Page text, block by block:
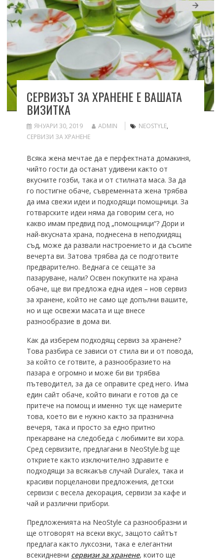
СЕРВИЗЪТ ЗА ХРАНЕНЕ Е ВАШАТА
ВИЗИТКА
ЯНУАРИ 30, 2019 ADMIN NEOSTYLE,
СЕРВИЗИ ЗА ХРАНЕНЕ
Всяка жена мечтае да е перфектната домакиня,
чийто гости да останат удивени както от
вкусните гозби, така и от стилната маса. За да
го постигне обаче, съвременната жена трябва
да има свежи идеи и подходящи помощници. За
готварските идеи няма да говорим сега, но
какво имам предвид под „помощници“? Дори и
най-вкусната храна, поднесена в неподхидящ
съд, може да развали настроението и да съсипе
вечерта ви. Затова трябва да се подготвите
предварително. Веднага се сещате за
пазаруване, нали? Освен покупките на храна
обаче, ще ви предложа една идея – нов сервиз
за хранене, който не само ще допълни вашите,
но и ще освежи масата и ще внесе
разнообразие в дома ви.
Как да изберем подходящ сервиз за хранене?
Това разбира се зависи от стила ви и от повода,
за който се готвите, а разнообразието на
пазара е огромно и може би ви трябва
пътеводител, за да се оправите сред него. Има
един сайт обаче, който винаги е готов да се
притече на помощ и именно тук ще намерите
това, което ви е нужно както за празнична
вечеря, така и просто за едно притно
прекарване на следобеда с любимите ви хора.
Сред сервизите, предлагани в NeoStyle.bg ще
откриете както изключително здравите е
подходящи за всякакъв случай Duralex, така и
красиви порцеланови предложения, детски
сервизи с весела декорация, сервизи за кафе и
чай и различни прибори.
Предложенията на NeoStyle са разнообразни и
ще отговорят на всеки вкус, защото сайтът
предлага както луксозни, така е елегантни
всекидневни сервизи за хранене, които ще